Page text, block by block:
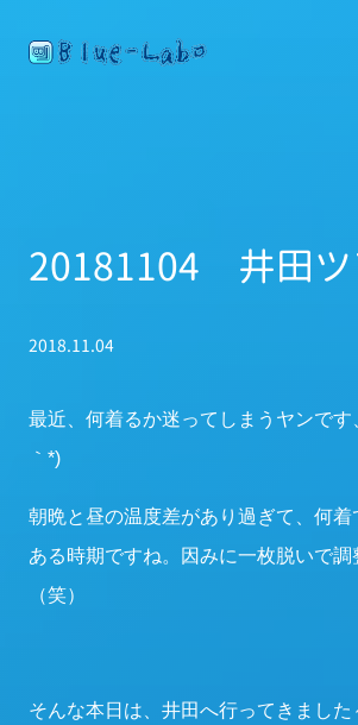
20181104 井田ツ
2018.11.04
最近、何着るか迷ってしまうヤンで
｀*)
朝晩と昼の温度差があり過ぎて、何
ある時期ですね。因みに一枚脱いで
（笑）
そんな本日は、井田へ行ってきまし